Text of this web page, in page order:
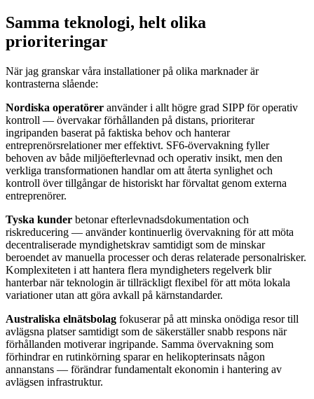
Samma teknologi, helt olika
prioriteringar
När jag granskar våra installationer på olika marknader är
kontrasterna slående:
Nordiska operatörer använder i allt högre grad SIPP för operativ
kontroll — övervakar förhållanden på distans, prioriterar
ingripanden baserat på faktiska behov och hanterar
entreprenörsrelationer mer effektivt. SF6-övervakning fyller
behoven av både miljöefterlevnad och operativ insikt, men den
verkliga transformationen handlar om att återta synlighet och
kontroll över tillgångar de historiskt har förvaltat genom externa
entreprenörer.
Tyska kunder betonar efterlevnadsdokumentation och
riskreducering — använder kontinuerlig övervakning för att möta
decentraliserade myndighetskrav samtidigt som de minskar
beroendet av manuella processer och deras relaterade personalrisker.
Komplexiteten i att hantera flera myndigheters regelverk blir
hanterbar när teknologin är tillräckligt flexibel för att möta lokala
variationer utan att göra avkall på kärnstandarder.
Australiska elnätsbolag fokuserar på att minska onödiga resor till
avlägsna platser samtidigt som de säkerställer snabb respons när
förhållanden motiverar ingripande. Samma övervakning som
förhindrar en rutinkörning sparar en helikopterinsats någon
annanstans — förändrar fundamentalt ekonomin i hantering av
avlägsen infrastruktur.